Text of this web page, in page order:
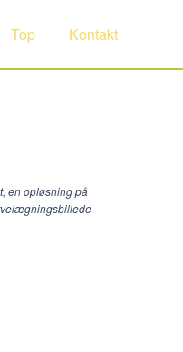
Top Kontakt
en opløsning på